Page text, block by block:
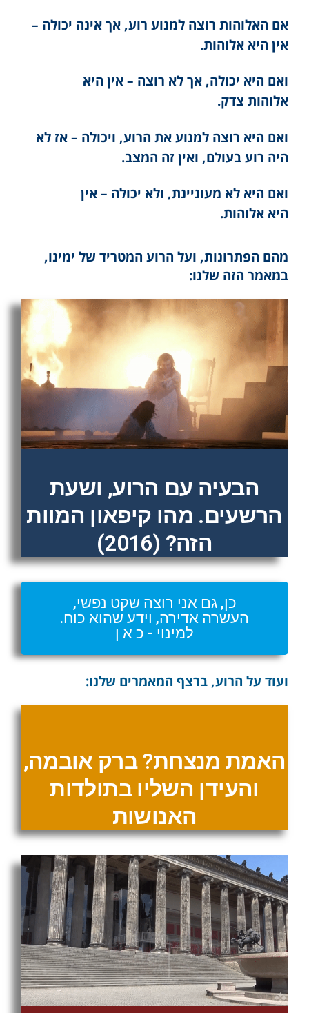
אם האלוהות רוצה למנוע רוע, אך אינה יכולה –
אין היא אלוהות.
ואם היא יכולה, אך לא רוצה – אין היא
אלוהות צדק.
ואם היא רוצה למנוע את הרוע, ויכולה – אז לא
היה רוע בעולם, ואין זה המצב.
ואם היא לא מעוניינת, ולא יכולה – אין
היא אלוהות.
מהם הפתרונות, ועל הרוע המטריד של ימינו,
במאמר הזה שלנו:
הבעיה עם הרוע, ושעת
הרשעים. מהו קיפאון המוות
הזה? (2016)
כן, גם אני רוצה שקט נפשי,
העשרה אדירה, וידע שהוא כוח.
למינוי - כ א ן
ועוד על הרוע, ברצף המאמרים שלנו:
האמת מנצחת? ברק אובמה,
והעידן השליו בתולדות
האנושות